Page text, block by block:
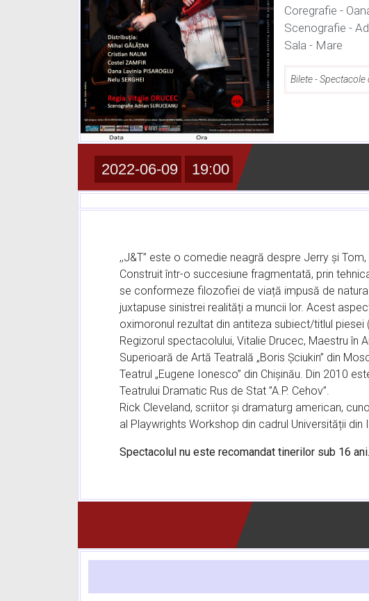
Coregrafie -
Scenografie -
Sala - Mare
Bilete -
2022-06-09 19:00
,,J&T” este o comedie neagră despre Jerry și
Construit într-o succesiune fragmentată, prin
se conformeze filozofiei de viață impusă de
juxtapuse sinistrei realități a muncii lor. Acest
oximoronul rezultat din antiteza subiect/titlul
Regizorul spectacolului, Vitalie Drucec, Maestru în
Superioară de Artă Teatrală „Boris Șciukin” din
Teatrul „Eugene Ionesco” din Chișinău. Din 2010
Teatrului Dramatic Rus de Stat ”A.P. Cehov”.
Rick Cleveland, scriitor și dramaturg american,
al Playwrights Workshop din cadrul Universității
Spectacolul nu este recomandat tinerilor sub 16 ani.